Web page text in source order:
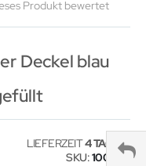
Produkt bewertet
Deckel blau
LIEFERZEIT4 TAGE
SKU 100540